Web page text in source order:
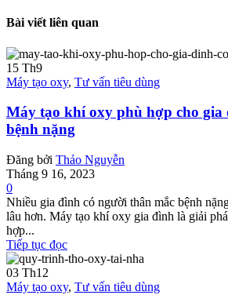
Bài viết liên quan
15 Th9
Máy tạo oxy, Tư vấn tiêu dùng
Máy tạo khí oxy phù hợp cho gia
bệnh nặng
Đăng bởi Thảo Nguyễn
Tháng 9 16, 2023
0
Nhiều gia đình có người thân mắc bệnh
lâu hơn. Máy tạo khí oxy gia đình là giải
hợp...
Tiếp tục đọc
03 Th12
Máy tạo oxy, Tư vấn tiêu dùng